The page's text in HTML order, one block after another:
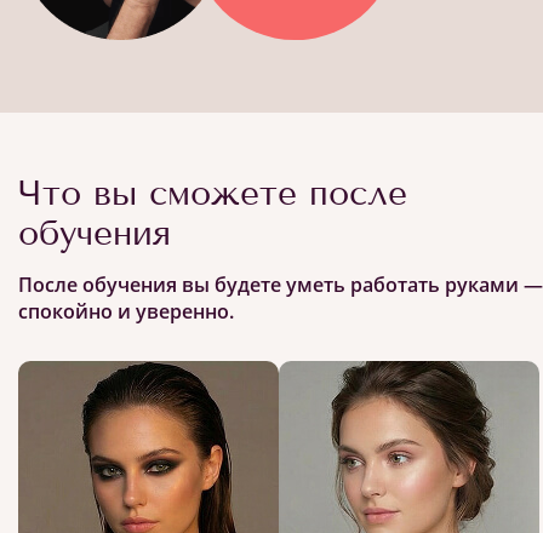
Что вы сможете после
обучения
После обучения вы будете уметь работать руками —
спокойно и уверенно.